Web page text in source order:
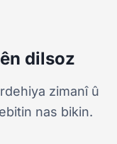
dilsoz
zimanîû
nas bikin.